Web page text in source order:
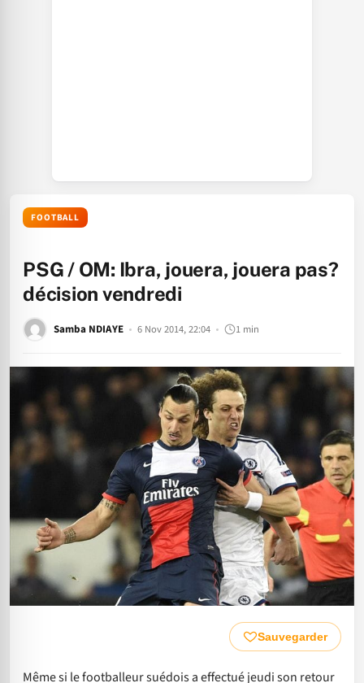
FOOTBALL
PSG / OM: Ibra, jouera, jouera pas?
décision vendredi
Samba NDIAYE 6 Nov 2014, 22:04 1 min
Sauvegarder
Même si le footballeur suédois a effectué jeudi son retour